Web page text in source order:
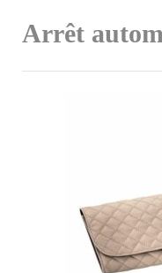
Arrêt